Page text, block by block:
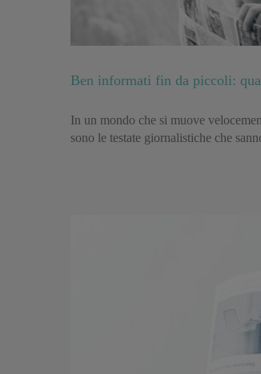
Ben informati fin da piccoli:
In un mondo che si muove
sono le testate giornalistiche che